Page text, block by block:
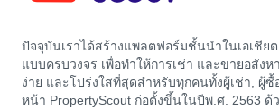
ปัจจุบันเราได้สร้างแพลตฟอร์มชั้นนำในเอเชีย
แบบครบวงจร เพื่อทำให้การเช่า และขายอสังห
ง่าย และโปร่งใสที่สุดสำหรับทุกคนทั้งผู้เช่า, ผู้ซื้
หน้า PropertyScout ก่อตั้งขึ้นในปีพ.ศ. 2563 ด้